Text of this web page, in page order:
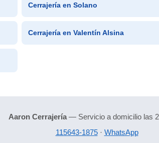
Cerrajería en Solano
Cerrajería en Valentín Alsina
Aaron Cerrajería— Servicio a domicilio las
115643-1875· WhatsApp